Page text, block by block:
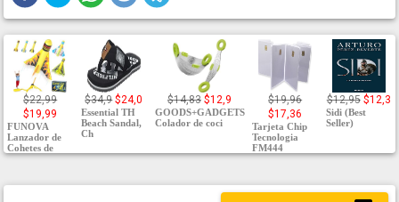
$22,99
$19,99
FUNOVA
Lanzador de
Cohetes de
$34,9 $24,0
Essential TH
Beach Sandal,
Ch
$14,83 $12,9
GOODS+GADGETS
Colador de coci
$19,96
$17,36
Tarjeta Chip
Tecnologia
FM444
$12,95 $12,3
Sidi (Best
Seller)